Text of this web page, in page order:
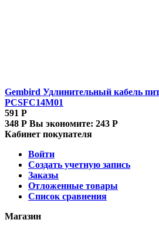
Gembird Удлинительный кабель
PCSFC14M01
591 Р
348 Р Вы экономите: 243 Р
Кабинет покупателя
Войти
Создать учетную запись
Заказы
Отложенные товары
Список сравнения
Магазин